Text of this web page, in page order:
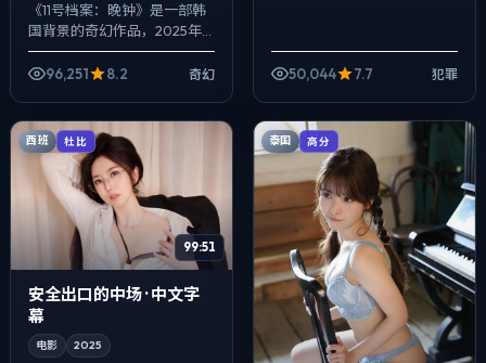
《11号档案：晚钟》是一部韩
国背景的奇幻作品，2025年
公映，由刁亦男执导，孔刘、
裴斗娜、菅田将晖等主演。以
96,251 8.2 奇幻 50,044 7.7 犯罪
西班 杜比
99:51
安全出口的中场 · 中文字
幕
电影 2025
泰国 高分